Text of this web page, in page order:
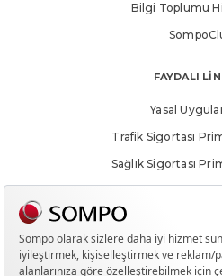
Bilgi Toplumu
FAYDALI
Yasal
Trafik Sigortası
Sağlık Sigortası
Hak Sahiplerince
Meblağ Sigortalarında Hak